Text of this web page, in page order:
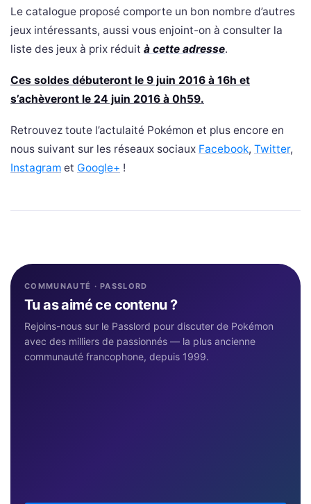
Le catalogue proposé comporte un bon nombre d’autres
jeux intéressants, aussi vous enjoint-on à consulter la
liste des jeux à prix réduit à cette adresse.
Ces soldes débuteront le 9 juin 2016 à 16h et
s’achèveront le 24 juin 2016 à 0h59.
Retrouvez toute l’actulaité Pokémon et plus encore en
nous suivant sur les réseaux sociaux Facebook, Twitter,
Instagram et Google+ !
COMMUNAUTÉ · PASSLORD
Tu as aimé ce contenu ?
Rejoins-nous sur le Passlord pour discuter de Pokémon
avec des milliers de passionnés — la plus ancienne
communauté francophone, depuis 1999.